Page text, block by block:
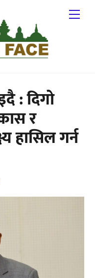
: दिगो
र
हासिल गर्न